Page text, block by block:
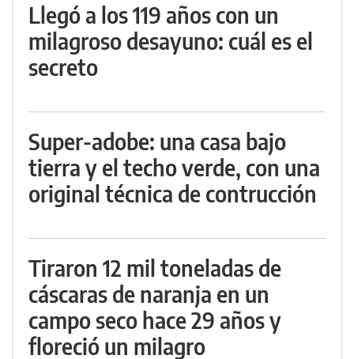
Llegó a los 119 años con un
milagroso desayuno: cuál es el
secreto
Super-adobe: una casa bajo
tierra y el techo verde, con una
original técnica de contrucción
Tiraron 12 mil toneladas de
cáscaras de naranja en un
campo seco hace 29 años y
floreció un milagro